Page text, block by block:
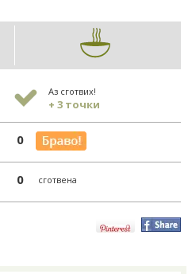
Аз сготвих!
+ 3 точки
0
0 сготвена